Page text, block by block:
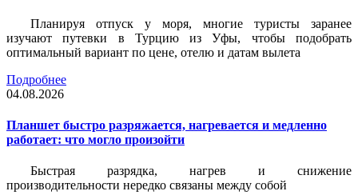
Планируя отпуск у моря, многие туристы заранее
изучают путевки в Турцию из Уфы, чтобы подобрать
оптимальный вариант по цене, отелю и датам вылета
Подробнее
04.08.2026
Планшет быстро разряжается, нагревается и медленно
работает: что могло произойти
Быстрая разрядка, нагрев и снижение
производительности нередко связаны между собой